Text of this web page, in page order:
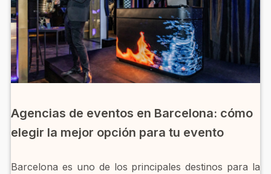
Agencias de eventos en Barcelona: cómo
elegir la mejor opción para tu evento
Barcelona es uno de los principales destinos para la